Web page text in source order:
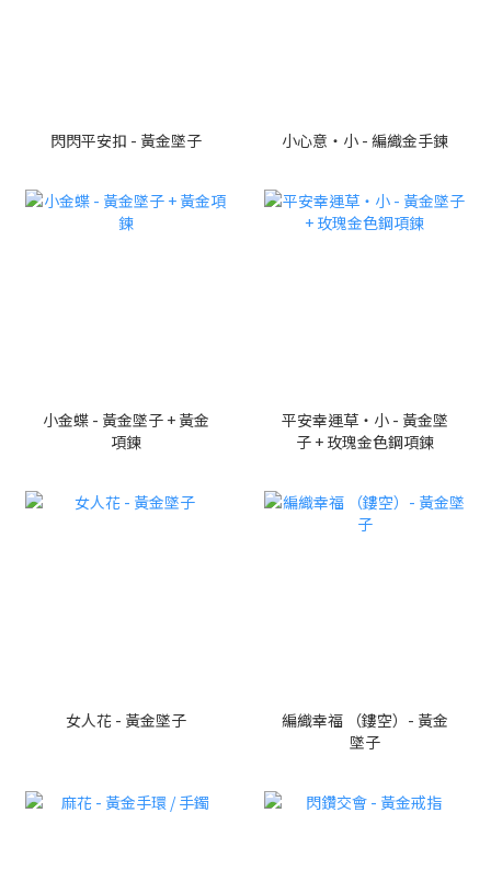
閃閃平安扣 - 黃金墜子 小心意・小 - 編織金手鍊
小金蝶 - 黃金墜子 + 黃金
項鍊
平安幸運草・小 - 黃金墜
子 + 玫瑰金色鋼項鍊
女人花 - 黃金墜子
編織幸福 （鏤空）- 黃金
墜子